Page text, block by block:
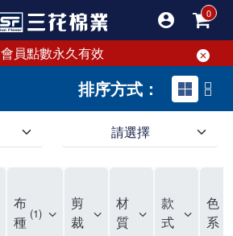
會員點數永久有效
排序方式：
請選擇
布
種 1
剪
裁
材
質
款
式
色
系